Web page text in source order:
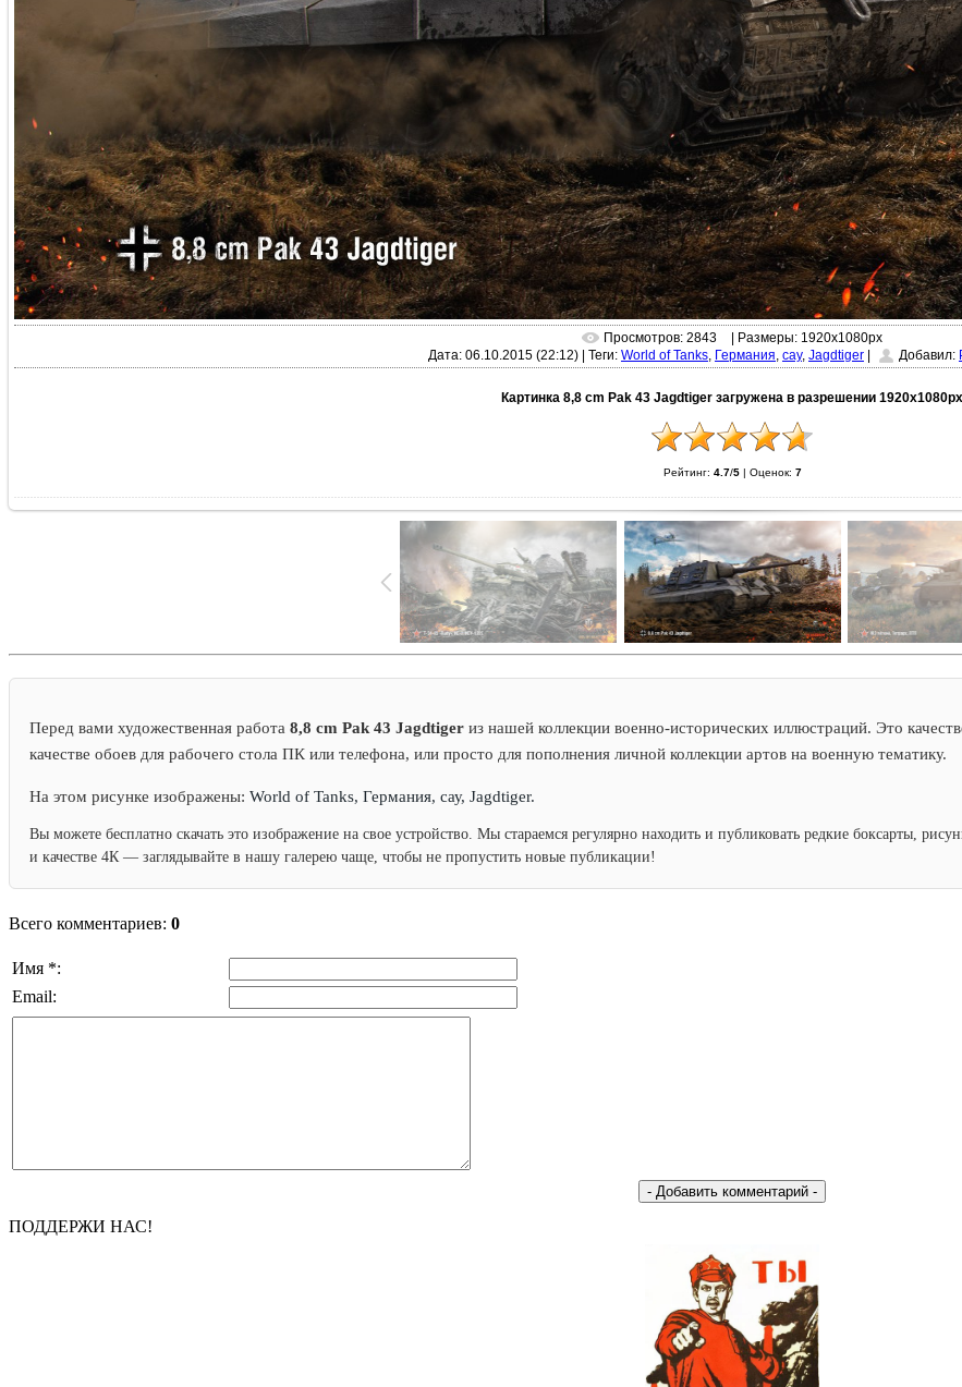
Просмотров: 2843
| Размеры: 1920x1080px
Дата: 06.10.2015 (22:12)
Теги: World of Tanks, Германия, сау, Jagdtiger Добавил:
Картинка 8,8 cm Pak 43 Jagdtiger загружена в разрешении 1920x1080px
Рейтинг: 4.7/5| Оценок: 7
Перед вами художественная работа 8,8 cm Pak 43 Jagdtiger из нашей коллекции военно-исторических иллюстраций. Это
качестве обоев для рабочего стола ПК или телефона, или просто для пополнения личной коллекции артов на военную тематику.
На этом рисунке изображены: World of Tanks, Германия, сау, Jagdtiger.
Вы можете бесплатно скачать это изображение на свое устройство. Мы стараемся регулярно находить и публиковать редкие боксарты,
и качестве 4К — заглядывайте в нашу галерею чаще, чтобы не пропустить новые публикации!
Всего комментариев: 0
Имя *:
Email:
ПОДДЕРЖИ НАС!